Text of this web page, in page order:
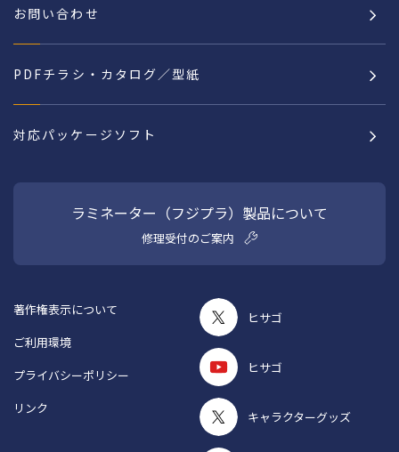
お問い合わせ
PDFチラシ・カタログ／型紙
対応パッケージソフト
ラミネーター（フジプラ）製品について
修理受付のご案内
ヒサゴ
ヒサゴ
キャラクターグッズ
著作権表示について
ご利用環境
プライバシーポリシー
リンク